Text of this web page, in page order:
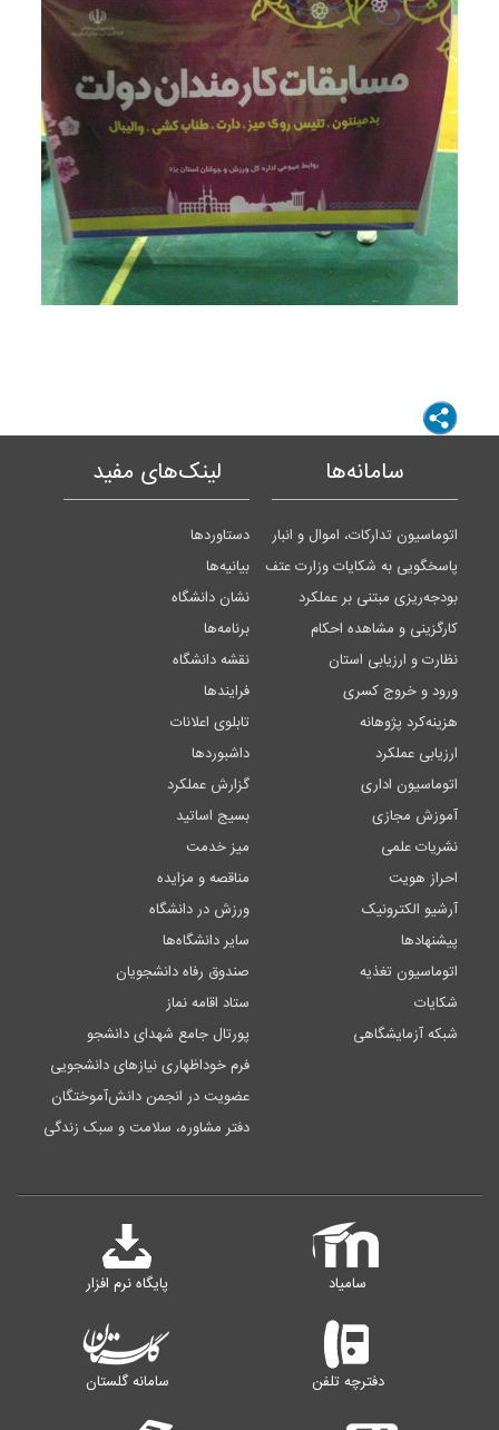
سامانه‌ها
اتوماسیون تدارکات، اموال و انبار
پاسخگویی به شکایات وزارت عتف
بودجه‌ریزی مبتنی بر عملکرد
کارگزینی و مشاهده احکام
نظارت و ارزیابی استان
ورود و خروج کسری
هزینه‌کرد پژوهانه
ارزیابی عملکرد
اتوماسیون اداری
آموزش مجازی
نشریات علمی
احراز هویت
آرشیو الکترونیک
پیشنهادها
اتوماسیون تغذیه
شکایات
شبکه آزمایشگاهی
لینک‌های مفید
دستاوردها
بیانیه‌ها
نشان دانشگاه
برنامه‌ها
نقشه دانشگاه
فرایندها
تابلوی اعلانات
داشبوردها
گزارش عملکرد
بسیج اساتید
میز خدمت
مناقصه و مزایده
ورزش در دانشگاه
سایر دانشگاه‌ها
صندوق رفاه دانشجویان
ستاد اقامه نماز
پورتال جامع شهدای دانشجو
فرم خوداظهاری نیازهای دانشجویی
عضویت در انجمن دانش‌آموختگان
دفتر مشاوره، سلامت و سبک زندگی
سامیاد پایگاه نرم افزار
دفترچه تلفن سامانه گلستان